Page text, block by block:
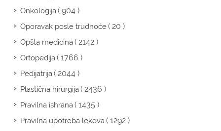
Onkologija( 904 )
Oporavak posle trudnoće( 20 )
Opšta medicina( 2142 )
Ortopedija( 1766 )
Pedijatrija( 2044 )
Plastična hirurgija( 2436 )
Pravilna ishrana( 1435 )
Pravilna upotreba lekova( 1292 )